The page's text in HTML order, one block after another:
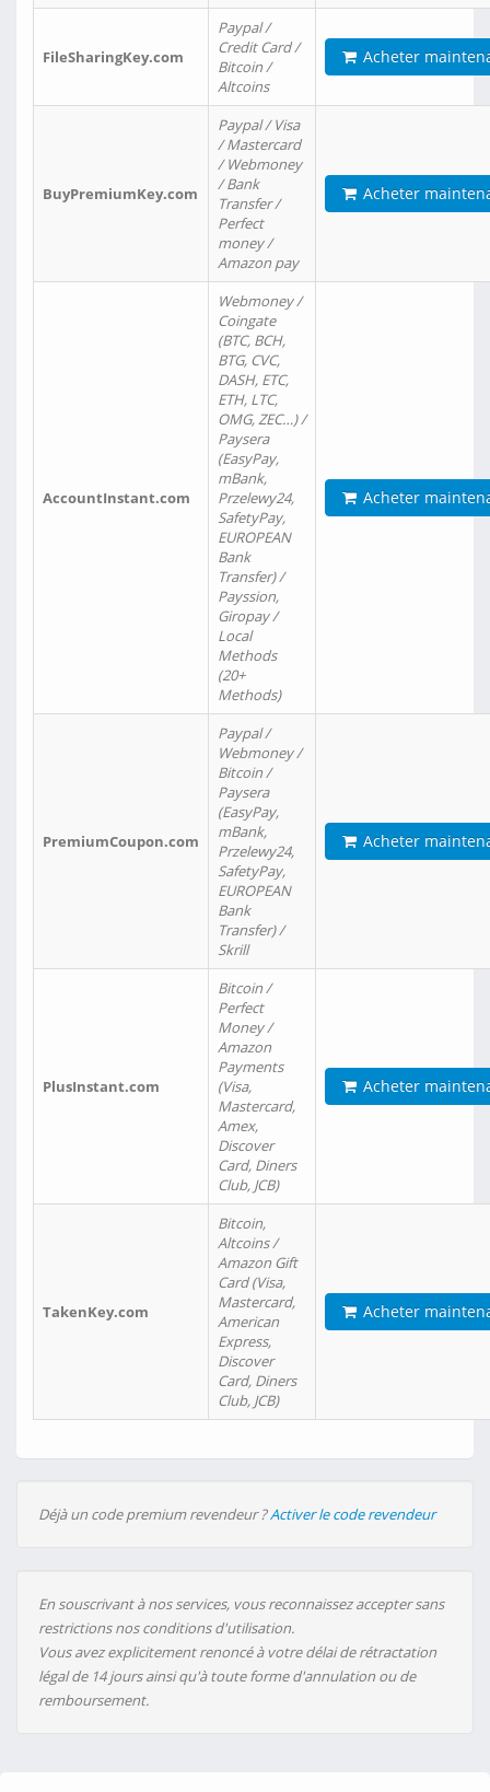
FileSharingKey.com
Paypal /
Credit Card /
Bitcoin /
Altcoins
Acheter
BuyPremiumKey.com
Paypal / Visa
/ Mastercard
/ Webmoney
/ Bank
Transfer /
Perfect
money /
Amazon pay
Acheter
AccountInstant.com
Webmoney /
Coingate
(BTC, BCH,
BTG, CVC,
DASH, ETC,
ETH, LTC,
OMG, ZEC…) /
Paysera
(EasyPay,
mBank,
Przelewy24,
SafetyPay,
EUROPEAN
Bank
Transfer) /
Payssion,
Giropay /
Local
Methods
(20+
Methods)
Acheter
PremiumCoupon.com
Paypal /
Webmoney /
Bitcoin /
Paysera
(EasyPay,
mBank,
Przelewy24,
SafetyPay,
EUROPEAN
Bank
Transfer) /
Skrill
Acheter
PlusInstant.com
Bitcoin /
Perfect
Money /
Amazon
Payments
(Visa,
Mastercard,
Amex,
Discover
Card, Diners
Club, JCB)
Acheter
TakenKey.com
Bitcoin,
Altcoins /
Amazon Gift
Card (Visa,
Mastercard,
American
Express,
Discover
Card, Diners
Club, JCB)
Acheter
Déjà un code premium revendeur ?Activer le code revendeur
En souscrivant à nos services, vous reconnaissez accepter sans
restrictions nos conditions d'utilisation.
Vous avez explicitement renoncé à votre délai de rétractation
légal de 14 jours ainsi qu'à toute forme d'annulation ou de
remboursement.